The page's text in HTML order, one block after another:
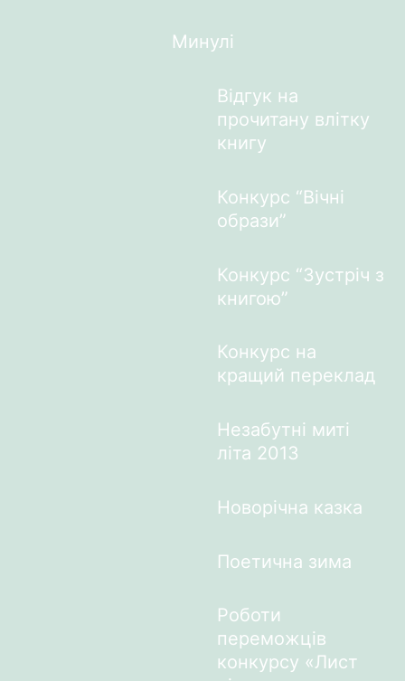
Минулі
Відгук на
прочитану влітку
книгу
Конкурс “Вічні
образи”
Конкурс “Зустріч з
книгою”
Конкурс на
кращий переклад
Незабутні миті
літа 2013
Новорічна казка
Поетична зима
Роботи
переможців
конкурсу «Лист